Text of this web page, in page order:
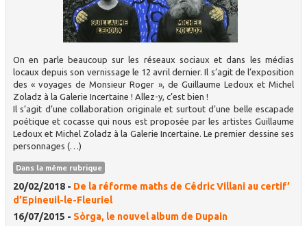
On en parle beaucoup sur les réseaux sociaux et dans les médias
locaux depuis son vernissage le 12 avril dernier. Il s’agit de l’exposition
des « voyages de Monsieur Roger », de Guillaume Ledoux et Michel
Zoladz à la Galerie Incertaine ! Allez-y, c’est bien !
Il s’agit d’une collaboration originale et surtout d’une belle escapade
poétique et cocasse qui nous est proposée par les artistes Guillaume
Ledoux et Michel Zoladz à la Galerie Incertaine. Le premier dessine ses
personnages (…)
Dans la même rubrique
20/02/2018 - De la réforme maths de Cédric Villani au certif’
d’Epineuil-le-Fleuriel
16/07/2015 - Sòrga, le nouvel album de Dupain